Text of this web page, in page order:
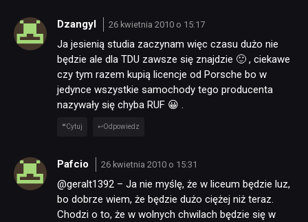
SKLEP
Dzangyl 26 kwietnia 2010 o 15:17
Ja jesienią studia zaczynam więc czasu dużo nie
będzie ale dla TDU zawsze się znajdzie 🙂 , ciekawe
czy tym razem kupią licencje od Porsche bo w
jedynce wszystkie samochody tego producenta
nazywały się chyba RUF 😀 .
Cytuj Odpowiedz
Pafcio 26 kwietnia 2010 o 15:31
@geralt1392 – Ja nie myślę, że w liceum będzie luz,
bo dobrze wiem, że będzie dużo ciężej niż teraz.
Chodzi o to, że w wolnych chwilach będzie się w